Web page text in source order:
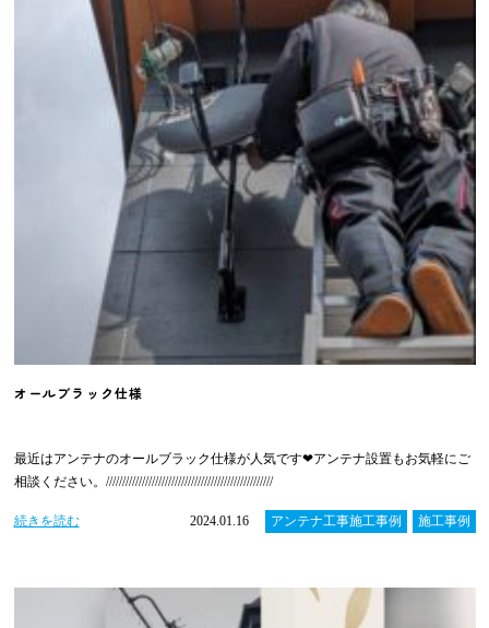
オールブラック仕様
最近はアンテナのオールブラック仕様が人気です❤アンテナ設置もお気軽にご
相談ください。///////////////////////////////////////////////////
続きを読む 2024.01.16 アンテナ工事施工事例 施工事例